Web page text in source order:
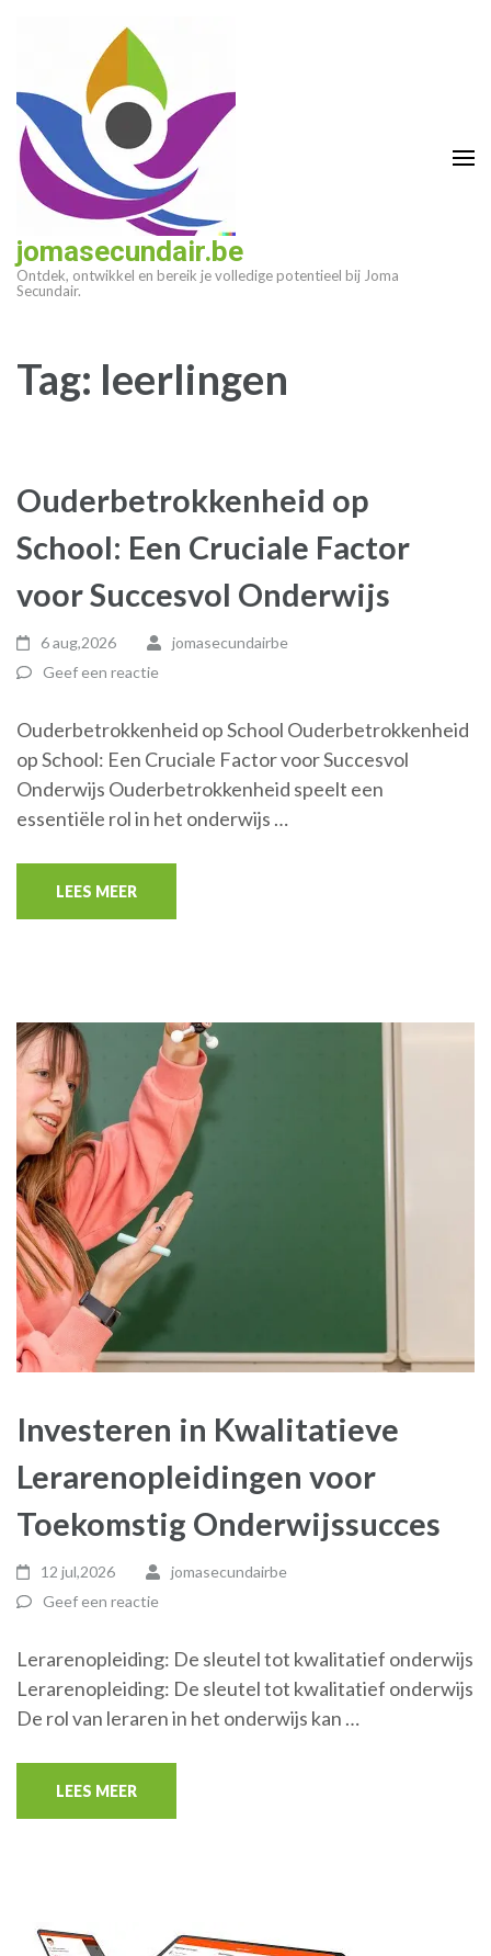
(druk
enter)
jomasecundair.be
Ontdek, ontwikkel en bereik je volledige potentieel bij Joma
Secundair.
Tag: leerlingen
Ouderbetrokkenheid op
School: Een Cruciale Factor
voor Succesvol Onderwijs
6 aug,2026
jomasecundairbe
Geef een reactie
Ouderbetrokkenheid op School Ouderbetrokkenheid
op School: Een Cruciale Factor voor Succesvol
Onderwijs Ouderbetrokkenheid speelt een
essentiële rol in het onderwijs …
LEES MEER
Investeren in Kwalitatieve
Lerarenopleidingen voor
Toekomstig Onderwijssucces
12 jul,2026
jomasecundairbe
Geef een reactie
Lerarenopleiding: De sleutel tot kwalitatief onderwijs
Lerarenopleiding: De sleutel tot kwalitatief onderwijs
De rol van leraren in het onderwijs kan …
LEES MEER